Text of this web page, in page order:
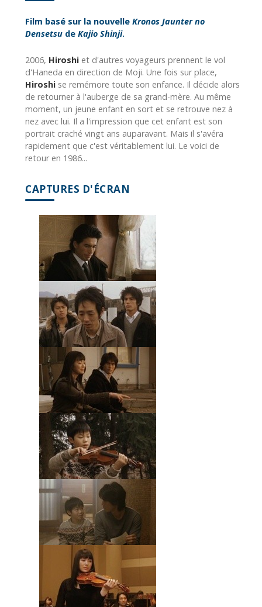
Film basé sur la nouvelle Kronos Jaunter no
Densetsu de Kajio Shinji.
2006, Hiroshi et d'autres voyageurs prennent le vol
d'Haneda en direction de Moji. Une fois sur place,
Hiroshi se remémore toute son enfance. Il décide alors
de retourner à l'auberge de sa grand-mère. Au même
moment, un jeune enfant en sort et se retrouve nez à
nez avec lui. Il a l'impression que cet enfant est son
portrait craché vingt ans auparavant. Mais il s'avéra
rapidement que c'est véritablement lui. Le voici de
retour en 1986...
CAPTURES D'ÉCRAN